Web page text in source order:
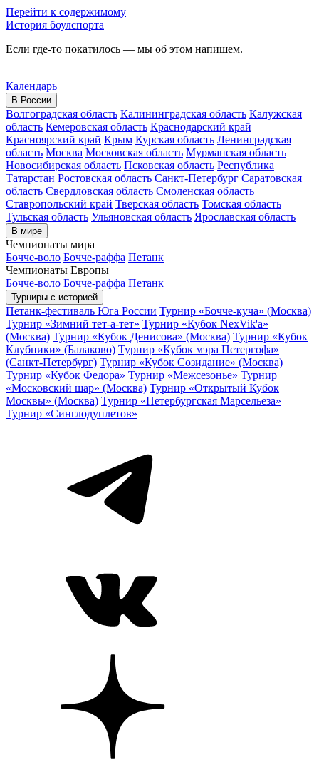
Перейти к содержимому
История боулспорта
Если где-то покатилось — мы об этом напишем.
Календарь
В России
Волгоградская область Калининградская область Калужская
область Кемеровская область Краснодарский край
Красноярский край Крым Курская область Ленинградская
область Москва Московская область Мурманская область
Новосибирская область Псковская область Республика
Татарстан Ростовская область Санкт-Петербург Саратовская
область Свердловская область Смоленская область
Ставропольский край Тверская область Томская область
Тульская область Ульяновская область Ярославская область
В мире
Чемпионаты мира
Бочче-воло Бочче-раффа Петанк
Чемпионаты Европы
Бочче-воло Бочче-раффа Петанк
Турниры с историей
Петанк-фестиваль Юга России Турнир «Бочче-куча» (Москва)
Турнир «Зимний тет-а-тет» Турнир «Кубок NexVik'a»
(Москва) Турнир «Кубок Денисова» (Москва) Турнир «Кубок
Клубники» (Балаково) Турнир «Кубок мэра Петергофа»
(Санкт-Петербург) Турнир «Кубок Созидание» (Москва)
Турнир «Кубок Федора» Турнир «Межсезонье» Турнир
«Московский шар» (Москва) Турнир «Открытый Кубок
Москвы» (Москва) Турнир «Петербургская Марсельеза»
Турнир «Синглодуплетов»